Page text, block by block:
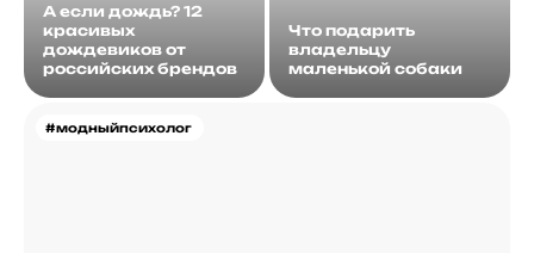
А если дождь? 12
красивых
дождевиков от
российских брендов
#модныйпсихолог
Что подарить
владельцу
маленькой собаки